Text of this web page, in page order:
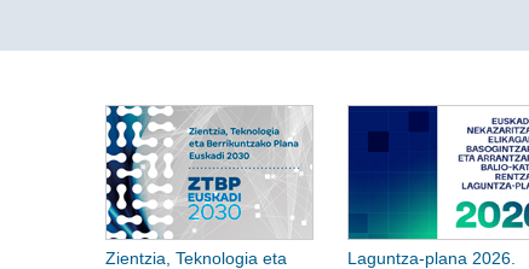
Zientzia, Teknologia eta
Laguntza-plana 2026.